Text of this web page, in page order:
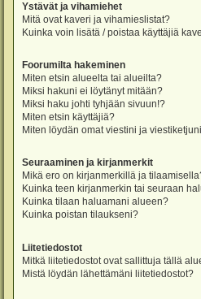
Ystävät ja vihamiehet
Mitä ovat kaveri ja vihamieslistat?
Kuinka voin lisätä / poistaa käyttäjiä
Foorumilta hakeminen
Miten etsin alueelta tai alueilta?
Miksi hakuni ei löytänyt mitään?
Miksi haku johti tyhjään sivuun!?
Miten etsin käyttäjiä?
Miten löydän omat viestini ja
Seuraaminen ja kirjanmerkit
Mikä ero on kirjanmerkillä ja
Kuinka teen kirjanmerkin tai seuraan
Kuinka tilaan haluamani alueen?
Kuinka poistan tilaukseni?
Liitetiedostot
Mitkä liitetiedostot ovat sallittuja tällä
Mistä löydän lähettämäni liitetiedostot?